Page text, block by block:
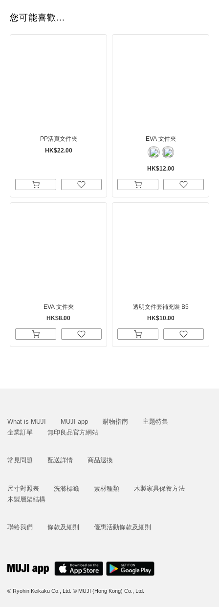
您可能喜歡...
PP活頁文件夾
HK$22.00
EVA 文件夾
HK$12.00
EVA 文件夾
HK$8.00
透明文件套補充裝 B5
HK$10.00
What is MUJI MUJI app 購物指南
主題特集
企業訂單
無印良品官方網站
常見問題 配送詳情 商品退換
尺寸對照表 洗滌標籤 素材種類
木製家具保養方法
木製層架結構
聯絡我們 條款及細則 優惠活動條款及細則
© Ryohin Keikaku Co., Ltd. © MUJI (Hong Kong) Co., Ltd.